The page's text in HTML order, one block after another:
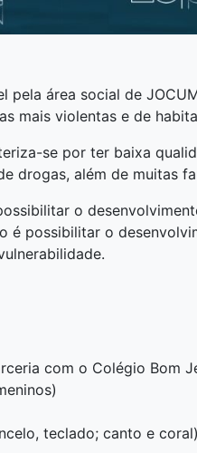
pela área social de
mais violentas e de
se por ter baixa
drogas, além de muitas
o
é possibilitar o
com o Colégio Bom
teclado; canto e coral)